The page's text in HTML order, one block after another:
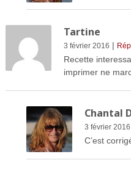
Tartine
3 février 2016 |
Recette
imprimer ne
Chantal
3 février 2016
C’est